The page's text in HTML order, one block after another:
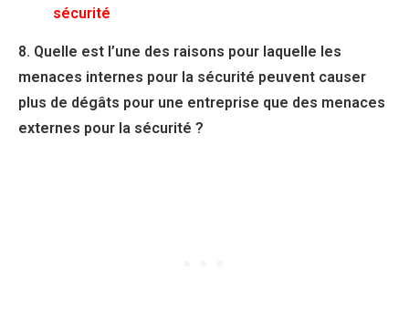
sécurité
8. Quelle est l’une des raisons pour laquelle les
menaces internes pour la sécurité peuvent causer
plus de dégâts pour une entreprise que des menaces
externes pour la sécurité ?